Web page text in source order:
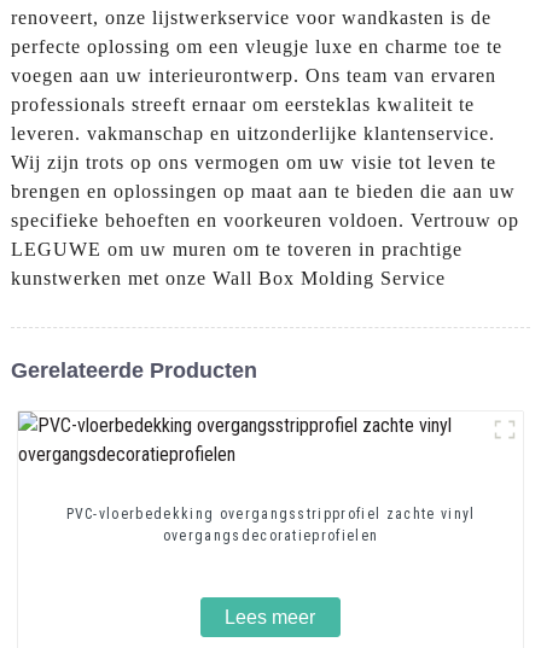
renoveert, onze lijstwerkservice voor wandkasten is de
perfecte oplossing om een ​​vleugje luxe en charme toe te
voegen aan uw interieurontwerp. Ons team van ervaren
professionals streeft ernaar om eersteklas kwaliteit te
leveren. vakmanschap en uitzonderlijke klantenservice.
Wij zijn trots op ons vermogen om uw visie tot leven te
brengen en oplossingen op maat aan te bieden die aan uw
specifieke behoeften en voorkeuren voldoen. Vertrouw op
LEGUWE om uw muren om te toveren in prachtige
kunstwerken met onze Wall Box Molding Service
Gerelateerde Producten
PVC-vloerbedekking overgangsstripprofiel zachte vinyl
overgangsdecoratieprofielen
Lees meer